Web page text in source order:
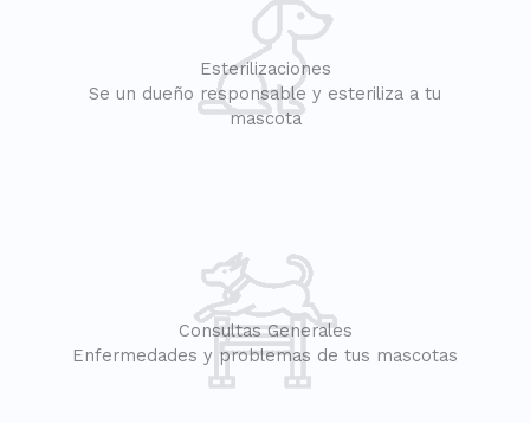
Esterilizaciones
Se un dueño responsable y esteriliza a tu
mascota
Consultas Generales
Enfermedades y problemas de tus mascotas